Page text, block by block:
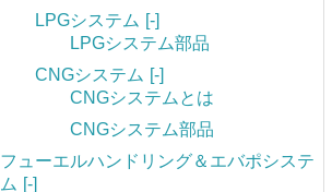
LPGシステム [-]
LPGシステム部品
CNGシステム [-]
CNGシステムとは
CNGシステム部品
フューエルハンドリング＆エバポシステ
ム [-]